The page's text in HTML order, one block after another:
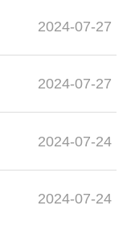
2024-07-27
2024-07-27
2024-07-24
2024-07-24